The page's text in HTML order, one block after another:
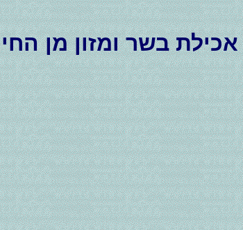
אכילת בשר ומזון מן החי